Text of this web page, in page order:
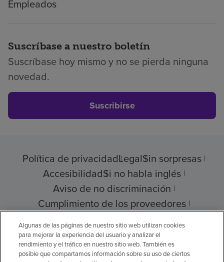
Empleados
Suscríbase a nuestro boletín
Suscríbase hoy mismo y no se pierda ninguna
novedad.
Suscribirse
Política de privacidadLegalSin sorpresas
AccesibilidadSi no habla inglés
Aviso de no discriminación
Cumplimiento de los proveedores
Transparencia de precios
Algunas de las páginas de nuestro sitio web utilizan cookies
para mejorar la experiencia del usuario y analizar el
rendimiento y el tráfico en nuestro sitio web. También es
posible que compartamos información sobre su uso de ciertos